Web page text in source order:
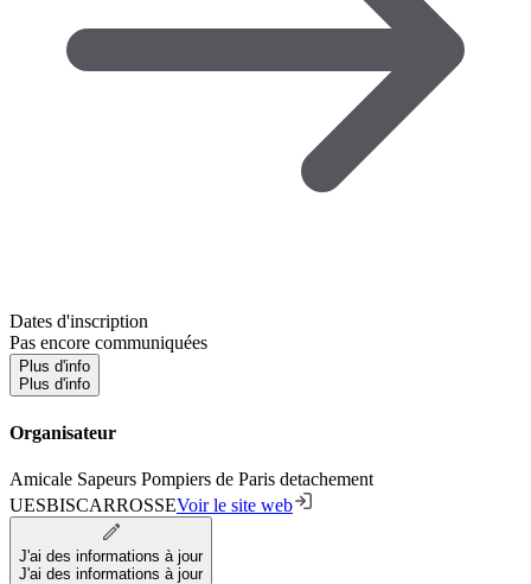
Dates d'inscription
Pas encore communiquées
Plus d'info
Plus d'info
Organisateur
Amicale Sapeurs Pompiers de Paris detachement
UESBISCARROSSEVoir le site web
J'ai des informations à jour
J'ai des informations à jour